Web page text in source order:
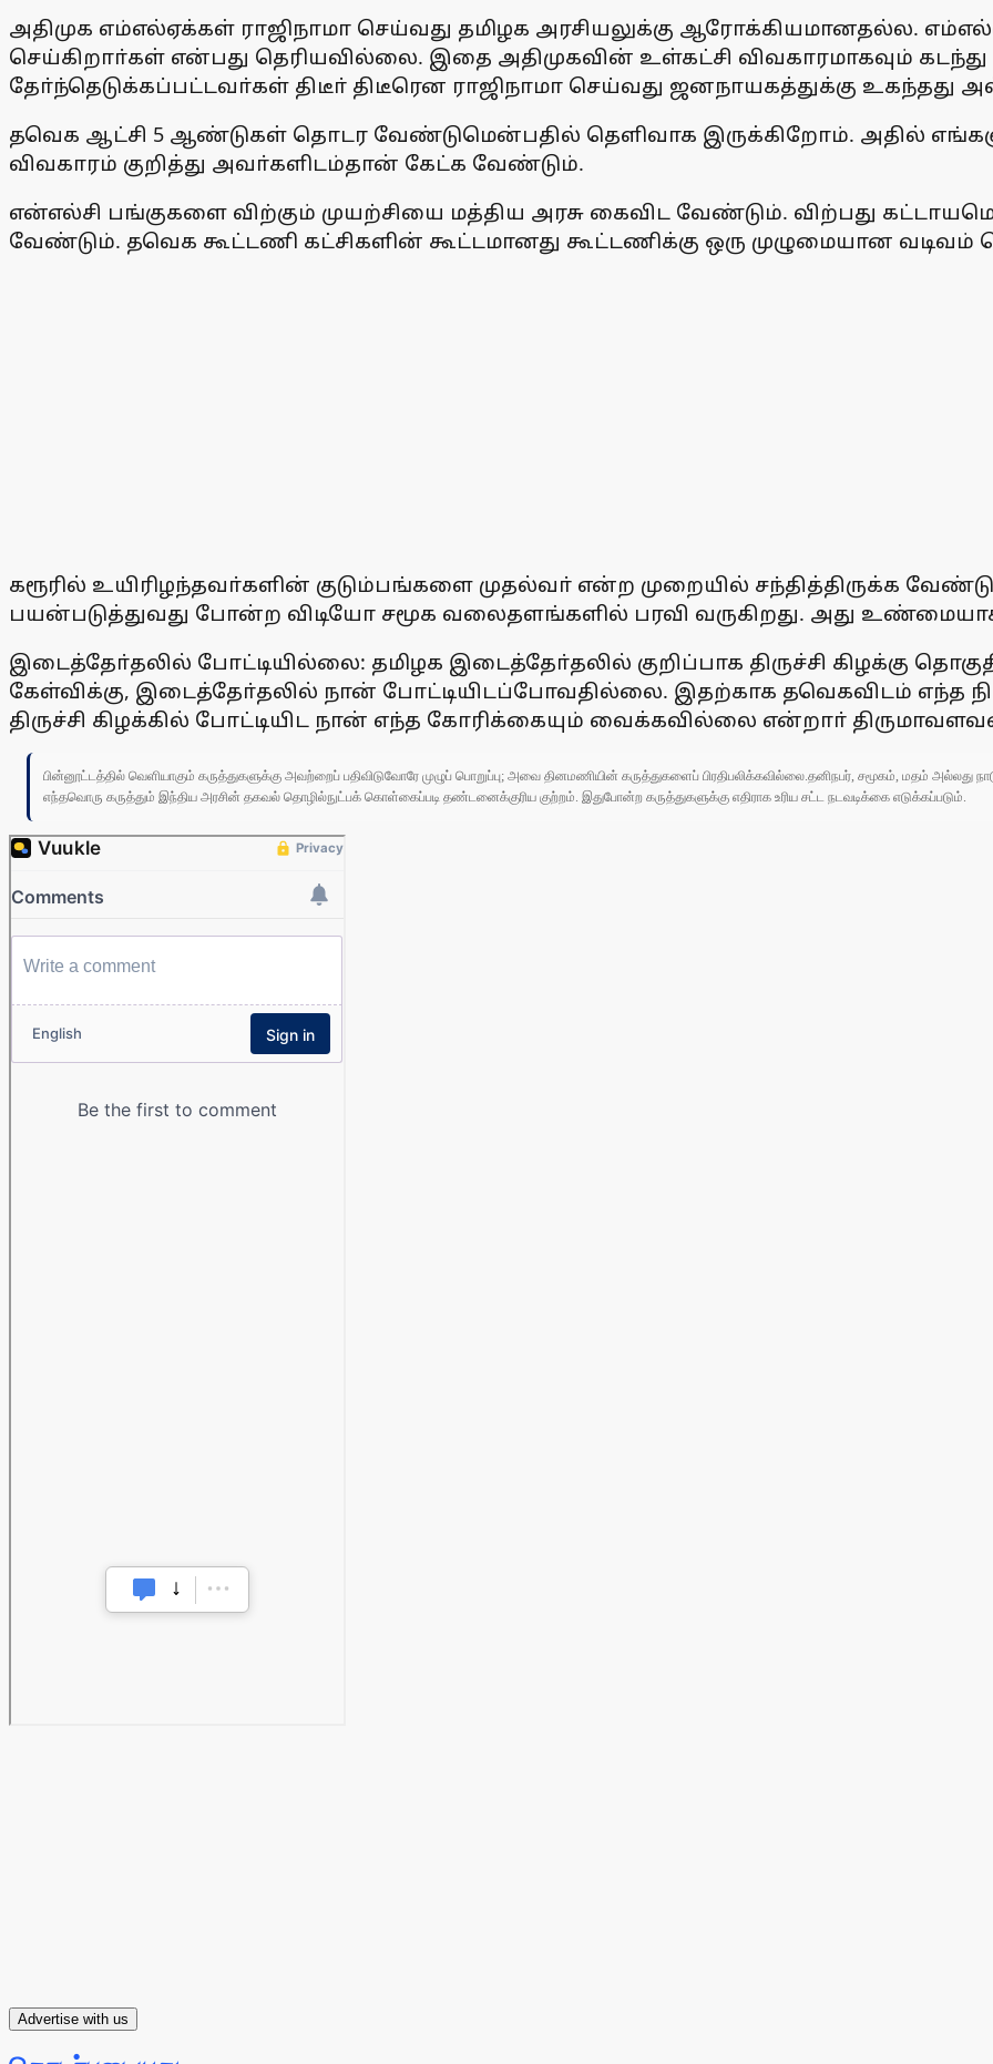
அதிமுக எம்எல்ஏக்கள் ராஜிநாமா செய்வது தமிழக அரசியலுக்கு ஆரோக்கியமானதல்ல.
செய்கிறாா்கள் என்பது தெரியவில்லை. இதை அதிமுகவின் உள்கட்சி விவகாரமாகவும் கடந்து
தோ்ந்தெடுக்கப்பட்டவா்கள் திடீா் திடீரென ராஜிநாமா செய்வது ஜனநாயகத்துக்கு உகந்தது
தவெக ஆட்சி 5 ஆண்டுகள் தொடர வேண்டுமென்பதில் தெளிவாக இருக்கிறோம். அதில்
விவகாரம் குறித்து அவா்களிடம்தான் கேட்க வேண்டும்.
என்எல்சி பங்குகளை விற்கும் முயற்சியை மத்திய அரசு கைவிட வேண்டும். விற்பது
வேண்டும். தவெக கூட்டணி கட்சிகளின் கூட்டமானது கூட்டணிக்கு ஒரு முழுமையான வடிவம்
கரூரில் உயிரிழந்தவா்களின் குடும்பங்களை முதல்வா் என்ற முறையில் சந்தித்திருக்க
பயன்படுத்துவது போன்ற விடியோ சமூக வலைதளங்களில் பரவி வருகிறது. அது
இடைத்தோ்தலில் போட்டியில்லை: தமிழக இடைத்தோ்தலில் குறிப்பாக திருச்சி கிழக்கு
கேள்விக்கு, இடைத்தோ்தலில் நான் போட்டியிடப்போவதில்லை. இதற்காக தவெகவிடம் எந்த
திருச்சி கிழக்கில் போட்டியிட நான் எந்த கோரிக்கையும் வைக்கவில்லை என்றாா்
பின்னூட்டத்தில் வெளியாகும் கருத்துகளுக்கு அவற்றைப் பதிவிடுவோரே முழுப் பொறுப்பு; அவை தினமணியின் கருத்துகளைப் பிரதிபலிக்கவில்லை.தனிநபர், சமூகம், மதம் அல்லது
எந்தவொரு கருத்தும் இந்திய அரசின் தகவல் தொழில்நுட்பக் கொள்கைப்படி தண்டனைக்குரிய குற்றம். இதுபோன்ற கருத்துகளுக்கு எதிராக உரிய சட்ட நடவடிக்கை எடுக்கப்படும்.
Advertise with us